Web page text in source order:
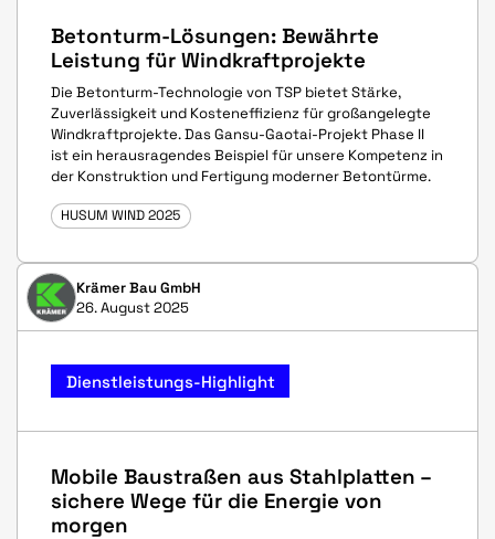
Betonturm-Lösungen: Bewährte
Leistung für Windkraftprojekte
Die Betonturm-Technologie von TSP bietet Stärke,
Zuverlässigkeit und Kosteneffizienz für großangelegte
Windkraftprojekte. Das Gansu-Gaotai-Projekt Phase II
ist ein herausragendes Beispiel für unsere Kompetenz in
der Konstruktion und Fertigung moderner Betontürme.
HUSUM WIND 2025
Krämer Bau GmbH
26. August 2025
Dienstleistungs-Highlight
Mobile Baustraßen aus Stahlplatten –
sichere Wege für die Energie von
morgen